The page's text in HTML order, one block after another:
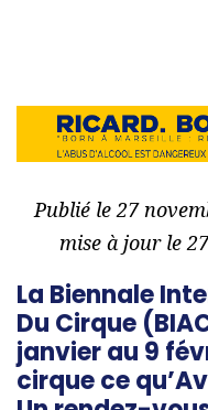
Publié le 27
mise à jour le
La Biennale
Du Cirque
janvier au 9
cirque ce